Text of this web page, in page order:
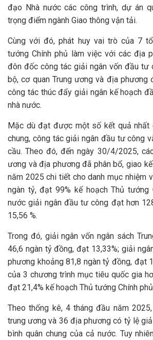
đạo Nhà nước các công trình, dự án
trọng điểm ngành Giao thông vận tải.
Cùng với đó, phát huy vai trò của 7
tướng Chính phủ làm việc với các địa
đôn đốc công tác giải ngân vốn đầu tư
bộ, cơ quan Trung ương và địa phương
công tác thúc đẩy giải ngân kế hoạch
nhà nước.
Mặc dù đạt được một số kết quả nhất
chung, công tác giải ngân đầu tư công
cầu. Theo đó, đến ngày 30/4/2025,
ương và địa phương đã phân bổ, giao
năm 2025 chi tiết cho danh mục nhiệm
ngàn tỷ, đạt 99% kế hoạch Thủ tướng
nước giải ngân đầu tư công đạt hơn
15,56 %.
Trong đó, giải ngân vốn ngân sách
46,6 ngàn tỷ đồng, đạt 13,33%; giải
phương khoảng 81,8 ngàn tỷ đồng, đạt
của 3 chương trình mục tiêu quốc gia
đạt 21,4% kế hoạch Thủ tướng Chính
Theo thống kê, 4 tháng đầu năm
trung ương và 36 địa phương có tỷ lệ
bình quân chung của cả nước. Tuy